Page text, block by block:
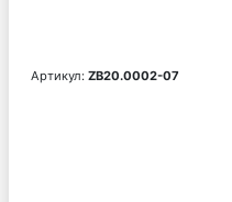
Артикул: ZB20.0002-07